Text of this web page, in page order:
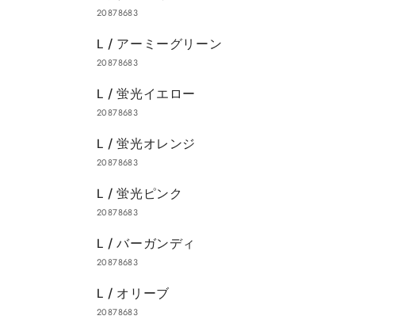
20878683
L / アーミーグリーン
20878683
L / 蛍光イエロー
20878683
L / 蛍光オレンジ
20878683
L / 蛍光ピンク
20878683
L / バーガンディ
20878683
L / オリーブ
20878683